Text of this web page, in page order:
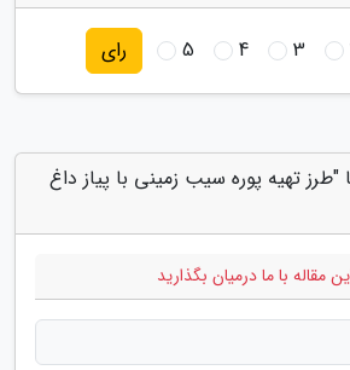
3
4
5 رای
تهیه پوره سیب زمینی با پیاز داغ
مقاله با ما درمیان بگذارید